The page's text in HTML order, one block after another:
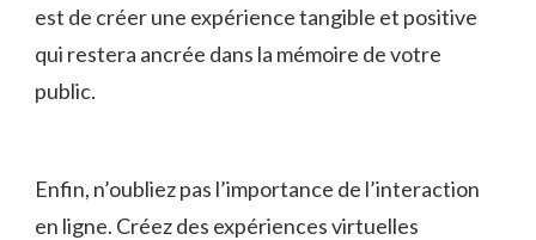
est de créer une expérience tangible et positive
qui restera ancrée dans la mémoire⁤ de votre
public.
Enfin, n’oubliez ‌pas l’importance de l’interaction
en ⁣ligne. Créez des expériences virtuelles ​